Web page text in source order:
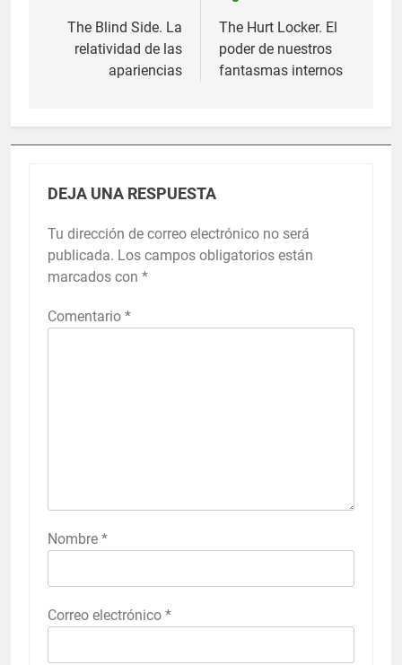
de
entradas
The Blind Side. La
relatividad de las
apariencias
The Hurt Locker. El
poder de nuestros
fantasmas internos
DEJA UNA RESPUESTA
Tu dirección de correo electrónico no será
publicada. Los campos obligatorios están
marcados con *
Comentario *
Nombre *
Correo electrónico *